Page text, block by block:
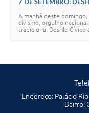
Contratos
Contas Públicas
VARGAS
A manhã deste
civismo, orgulho
tradicional Desfile Cívico
Endereço: Palácio
Bairro: